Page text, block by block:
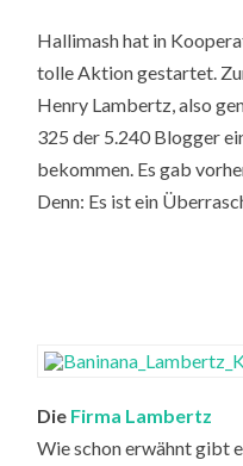
Hallimash hat in
tolle Aktion gestartet.
Henry Lambertz, also
325 der 5.240 Blogger
bekommen. Es gab
Denn: Es ist ein
Die Firma Lambertz
Wie schon erwähnt gibt